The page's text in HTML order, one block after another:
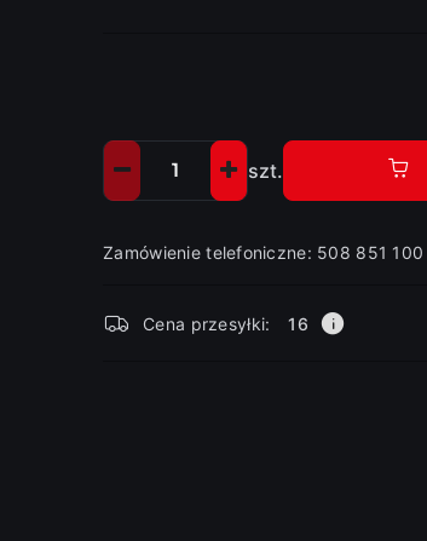
Ilość szt.
Zamówienie telefoniczne: 508 851 100
Dostępność
i
Cena przesyłki: 16